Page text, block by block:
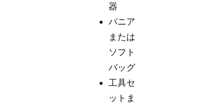
器
パニア
または
ソフト
バッグ
工具セ
ットま